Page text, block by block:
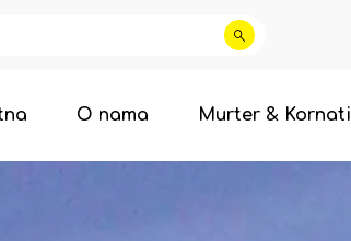
O nama Murter & Kornati